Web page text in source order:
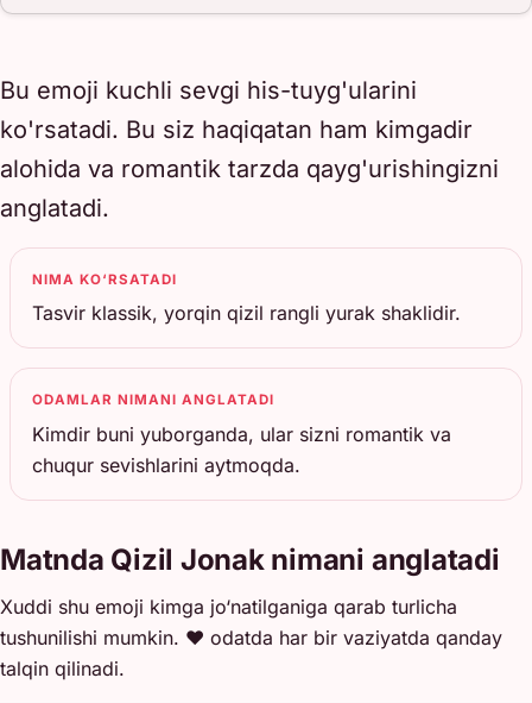
Bu emoji kuchli sevgi his-tuyg'ularini
ko'rsatadi. Bu siz haqiqatan ham kimgadir
alohida va romantik tarzda qayg'urishingizni
anglatadi.
NIMA KO‘RSATADI
Tasvir klassik, yorqin qizil rangli yurak shaklidir.
ODAMLAR NIMANI ANGLATADI
Kimdir buni yuborganda, ular sizni romantik va
chuqur sevishlarini aytmoqda.
Matnda Qizil Jonak nimani anglatadi
Xuddi shu emoji kimga jo‘natilganiga qarab turlicha
tushunilishi mumkin. ❤️ odatda har bir vaziyatda qanday
talqin qilinadi.